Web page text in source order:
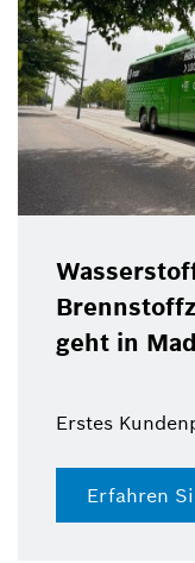
geht in
Erstes
Erfahren